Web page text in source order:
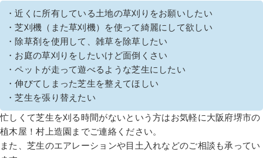
・近くに所有している土地の草刈りをお願いしたい
・芝刈機（また草刈機）を使って綺麗にして欲しい
・除草剤を使用して、雑草を除草したい
・お庭の草刈りをしたいけど面倒くさい
・ペットが走って遊べるような芝生にしたい
・伸びてしまった芝生を整えてほしい
・芝生を張り替えたい
忙しくて芝生を刈る時間がないという方はお気軽に大阪府堺市の
植木屋！村上造園までご連絡ください。
また、芝生のエアレーションや目土入れなどのご相談も承ってい